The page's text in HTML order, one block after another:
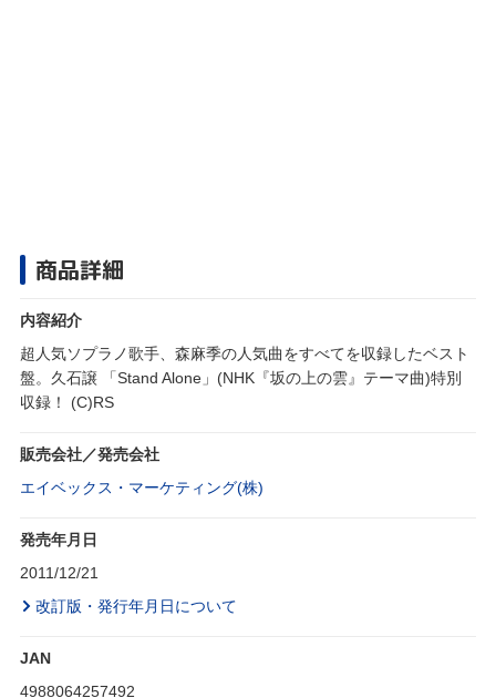
商品詳細
内容紹介
超人気ソプラノ歌手、森麻季の人気曲をすべてを収録したベスト
盤。久石譲 「Stand Alone」(NHK『坂の上の雲』テーマ曲)特別
収録！ (C)RS
販売会社／発売会社
エイベックス・マーケティング(株)
発売年月日
2011/12/21
改訂版・発行年月日について
JAN
4988064257492